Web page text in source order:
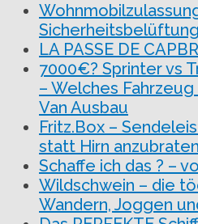
LA PASSE DE
7000€? Sprinter vs
– Welches
Van Ausbau
Fritz.Box –
statt Hirn anzubraten
Schaffe ich das ? –
Wildschwein – die
Wandern, Joggen